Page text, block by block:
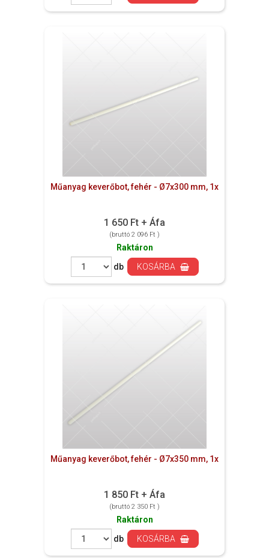
Műanyag keverőbot, fehér - Ø7x300 mm, 1x
1 650 Ft + Áfa
(bruttó 2 096 Ft )
Raktáron
db
KOSÁRBA
Műanyag keverőbot, fehér - Ø7x350 mm, 1x
1 850 Ft + Áfa
(bruttó 2 350 Ft )
Raktáron
db
KOSÁRBA